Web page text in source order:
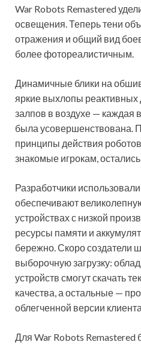
War Robots Remastered
освещения. Теперь тени
отражения и общий вид
более фотореалистичным.
Динамичные блики на
яркие выхлопы реактивных
залпов в воздухе — каждая
была усовершенствована.
принципы действия
знакомые игрокам,
Разработчики
обеспечивают
устройствах с низкой
ресурсы памяти и
бережно. Скоро создатели
выборочную загрузку:
устройств смогут скачать
качества, а остальные —
облегченной версии клиента.
Для War Robots